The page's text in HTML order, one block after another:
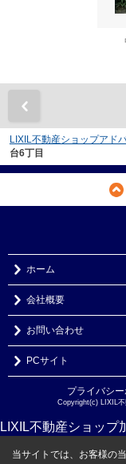
LIXIL不動産ショップアド
台6丁目
ホーム
会社概要
お問い合わせ
PCサイト
プライバシ
Copyright(c) LIXIL
LIXIL不動産ショップ
当サイトでは、お客様の